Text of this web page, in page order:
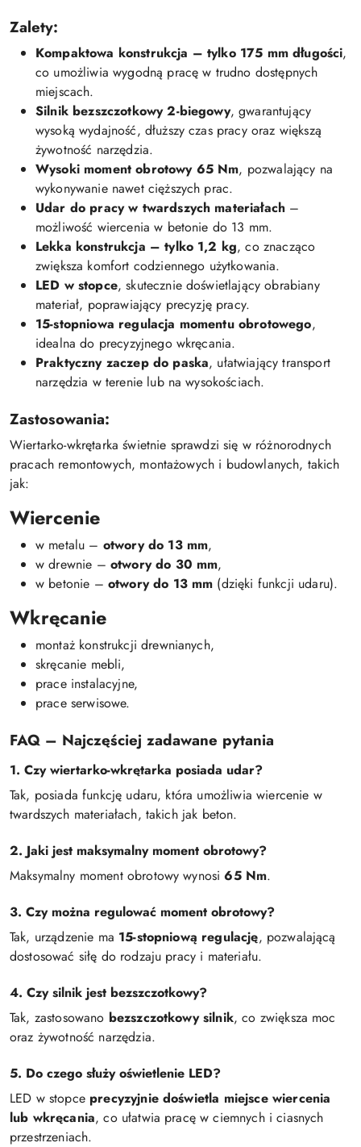
Zalety:
Kompaktowa konstrukcja – tylko 175 mm długości,
co umożliwia wygodną pracę w trudno dostępnych
miejscach.
Silnik bezszczotkowy 2-biegowy, gwarantujący
wysoką wydajność, dłuższy czas pracy oraz większą
żywotność narzędzia.
Wysoki moment obrotowy 65 Nm, pozwalający na
wykonywanie nawet cięższych prac.
Udar do pracy w twardszych materiałach –
możliwość wiercenia w betonie do 13 mm.
Lekka konstrukcja – tylko 1,2 kg, co znacząco
zwiększa komfort codziennego użytkowania.
LED w stopce, skutecznie doświetlający obrabiany
materiał, poprawiający precyzję pracy.
15-stopniowa regulacja momentu obrotowego,
idealna do precyzyjnego wkręcania.
Praktyczny zaczep do paska, ułatwiający transport
narzędzia w terenie lub na wysokościach.
Zastosowania:
Wiertarko-wkrętarka świetnie sprawdzi się w różnorodnych
pracach remontowych, montażowych i budowlanych, takich
jak:
Wiercenie
w metalu – otwory do 13 mm,
w drewnie – otwory do 30 mm,
w betonie – otwory do 13 mm (dzięki funkcji udaru).
Wkręcanie
montaż konstrukcji drewnianych,
skręcanie mebli,
prace instalacyjne,
prace serwisowe.
FAQ – Najczęściej zadawane pytania
1. Czy wiertarko-wkrętarka posiada udar?
Tak, posiada funkcję udaru, która umożliwia wiercenie w
twardszych materiałach, takich jak beton.
2. Jaki jest maksymalny moment obrotowy?
Maksymalny moment obrotowy wynosi65 Nm.
3. Czy można regulować moment obrotowy?
Tak, urządzenie ma 15-stopniową regulację, pozwalającą
dostosować siłę do rodzaju pracy i materiału.
4. Czy silnik jest bezszczotkowy?
Tak, zastosowano bezszczotkowy silnik, co zwiększa moc
oraz żywotność narzędzia.
5. Do czego służy oświetlenie LED?
LED w stopce precyzyjnie doświetla miejsce wiercenia
lub wkręcania, co ułatwia pracę w ciemnych i ciasnych
przestrzeniach.